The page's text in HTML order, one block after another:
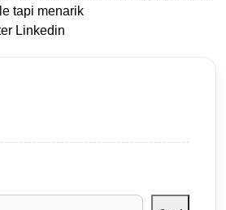
tapi menarik
Linkedin